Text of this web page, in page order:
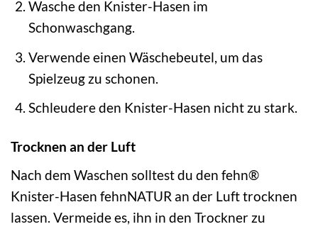
Wasche den Knister-Hasen im
Schonwaschgang.
Verwende einen Wäschebeutel, um das
Spielzeug zu schonen.
Schleudere den Knister-Hasen nicht zu stark.
Trocknen an der Luft
Nach dem Waschen solltest du den fehn®
Knister-Hasen fehnNATUR an der Luft trocknen
lassen. Vermeide es, ihn in den Trockner zu